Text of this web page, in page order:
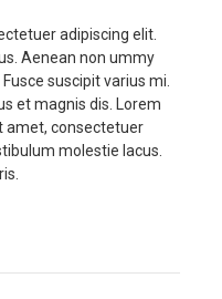
adipiscing elit.
Aenean non ummy
suscipit varius mi.
et magnis dis. Lorem
amet, consectetuer
molestie lacus.